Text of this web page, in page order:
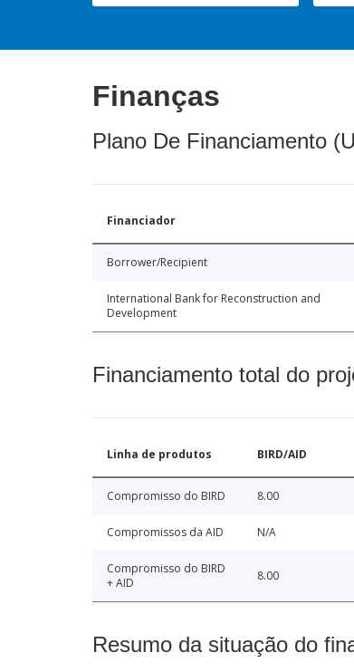
Finanças
Plano De Financiamento
Financiador
Borrower/Recipient
International Bank for Reconstruction and
Development
Financiamento total do
Linha de produtos BIRD/AID
Compromisso do BIRD 8.00
Compromissos da AID N/A
Compromisso do BIRD
+ AID
8.00
Resumo da situação do